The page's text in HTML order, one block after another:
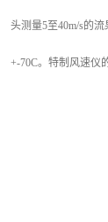
头测量5至40m/s的
+-70C。特制风速仪